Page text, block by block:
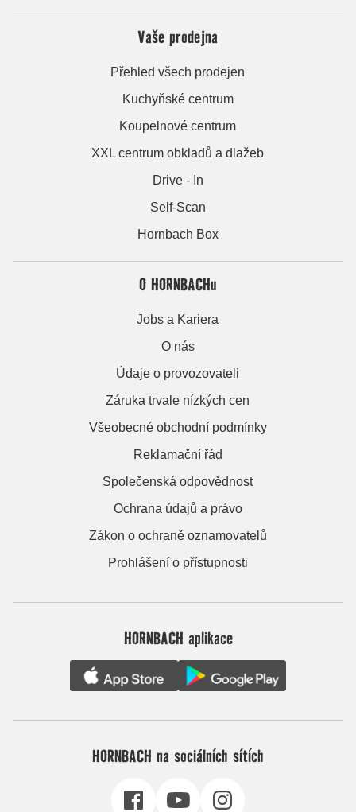
Vaše prodejna
Přehled všech prodejen
Kuchyňské centrum
Koupelnové centrum
XXL centrum obkladů a dlažeb
Drive - In
Self-Scan
Hornbach Box
O HORNBACHu
Jobs a Kariera
O nás
Údaje o provozovateli
Záruka trvale nízkých cen
Všeobecné obchodní podmínky
Reklamační řád
Společenská odpovědnost
Ochrana údajů a právo
Zákon o ochraně oznamovatelů
Prohlášení o přístupnosti
HORNBACH aplikace
HORNBACH na sociálních sítích